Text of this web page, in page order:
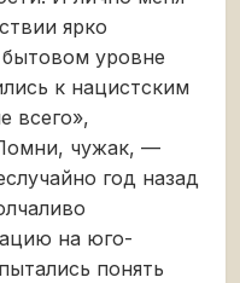
ярко
уровне
к нацистским
всего»,
чужак, —
год назад
на юго-
понять